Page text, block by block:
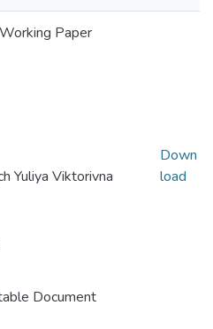
Working Paper
Yuliya Viktorivna
Document
Down
load